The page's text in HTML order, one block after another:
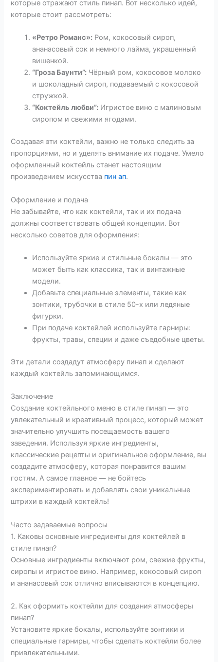
которые отражают стиль пинап. Вот несколько идей,
которые стоит рассмотреть:
«Ретро Романс»: Ром, кокосовый сироп,
ананасовый сок и немного лайма, украшенный
вишенкой.
“Гроза Баунти”: Чёрный ром, кокосовое молоко
и шоколадный сироп, подаваемый с кокосовой
стружкой.
“Коктейль любви”: Игристое вино с малиновым
сиропом и свежими ягодами.
Создавая эти коктейли, важно не только следить за
пропорциями, но и уделять внимание их подаче. Умело
оформленный коктейль станет настоящим
произведением искусства пин ап.
Оформление и подача
Не забывайте, что как коктейли, так и их подача
должны соответствовать общей концепции. Вот
несколько советов для оформления:
Используйте яркие и стильные бокалы — это
может быть как классика, так и винтажные
модели.
Добавьте специальные элементы, такие как
зонтики, трубочки в стиле 50-х или ледяные
фигурки.
При подаче коктейлей используйте гарниры:
фрукты, травы, специи и даже съедобные цветы.
Эти детали создадут атмосферу пинап и сделают
каждый коктейль запоминающимся.
Заключение
Создание коктейльного меню в стиле пинап — это
увлекательный и креативный процесс, который может
значительно улучшить посещаемость вашего
заведения. Используя яркие ингредиенты,
классические рецепты и оригинальное оформление, вы
создадите атмосферу, которая понравится вашим
гостям. А самое главное — не бойтесь
экспериментировать и добавлять свои уникальные
штрихи в каждый коктейль!
Часто задаваемые вопросы
1. Каковы основные ингредиенты для коктейлей в
стиле пинап?
Основные ингредиенты включают ром, свежие фрукты,
сиропы и игристое вино. Например, кокосовый сироп
и ананасовый сок отлично вписываются в концепцию.
2. Как оформить коктейли для создания атмосферы
пинап?
Установите яркие бокалы, используйте зонтики и
специальные гарниры, чтобы сделать коктейли более
привлекательными.